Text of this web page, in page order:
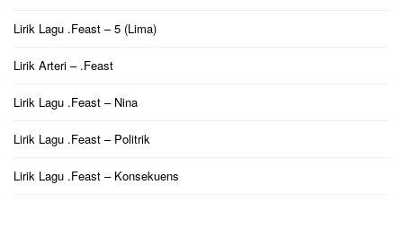
Lirik Lagu .Feast – 5 (Lima)
Lirik Arteri – .Feast
Lirik Lagu .Feast – Nina
Lirik Lagu .Feast – Politrik
Lirik Lagu .Feast – Konsekuens